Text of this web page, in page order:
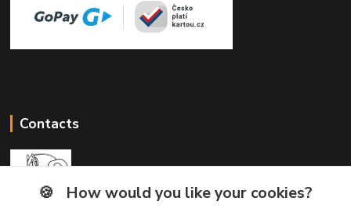
Contacts
🍪 How would you like your cookies?